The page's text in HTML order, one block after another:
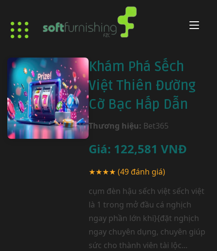
Khám Phá Sếch
Việt Thiên Đường
Cờ Bạc Hấp Dẫn
Thương hiệu: Bet365
Giá: 122,581 VNĐ
★★★★ (49 đánh giá)
cụm đèn hậu sếch việt sếch việt
là 1 trong mở đầu cá nghịch
ngay phần lớn khi}{đặt nghịch
ngay chuyên dụng, chuyên giúp
sức cho thành viên tài lộc...